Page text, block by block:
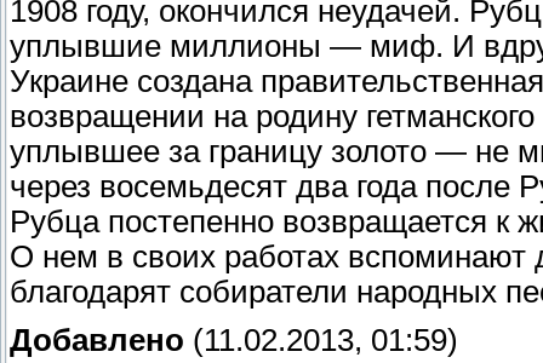
1908 году, окончился неудачей.
уплывшие миллионы — миф. И
Украине создана
возвращении на родину
уплывшее за границу золото — не
через восемьдесят два года после
Рубца постепенно возвращается к
О нем в своих работах
благодарят собиратели народных
Добавлено (11.02.2013, 01:59)